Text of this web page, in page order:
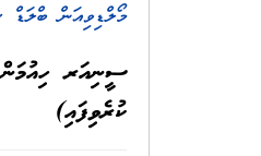
މޯލްޑިވިއަން
ސީނިއަރ
ކުރެވިފައި)